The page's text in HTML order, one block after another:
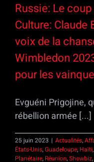
Russie: Le
Culture: Claude
voix de la
Wimbledon
pour les
Evguéni Prigojine,
rébellion armée [...]
25 juin 2023 | Actualités,
États-Unis,Guadeloupe, Haïti,
Planétaire, Réunion,Showbiz,